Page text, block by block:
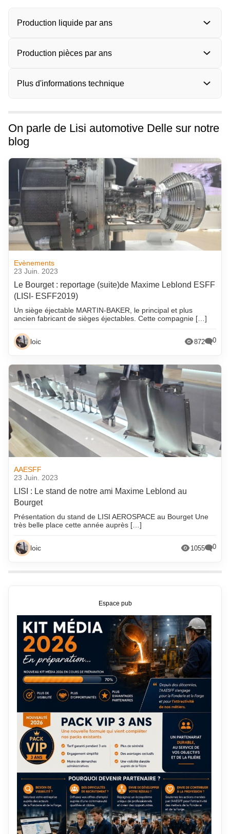
Production liquide par ans
Production pièces par ans
Plus d'informations technique
On parle de Lisi automotive Delle sur notre
blog
Evènements
23 Juin. 2023
Le Bourget : reportage (suite)de Maxime Leblond ESFF
(LISI- ESFF2019)
Un siège éjectable MARTIN-BAKER, le principal et plus
ancien fabricant de sièges éjectables. Cette compagnie […]
loic 872 0
AAESFF
23 Juin. 2023
LISI : Le stand de notre ami Maxime Leblond au
Bourget
Présentation du stand de LISI AEROSPACE au Bourget Une
très belle place cette année auprès […]
loic 1055 0
Espace pub